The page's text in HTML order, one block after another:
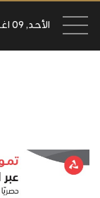
الأحد, 09 اغسطس 2026